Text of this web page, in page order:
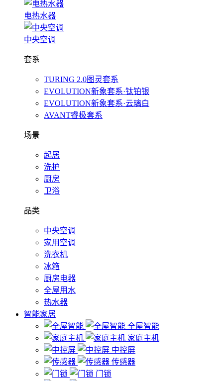
电热水器
中央空调
套系
TURING 2.0图灵套系
EVOLUTION新象套系·钛铂银
EVOLUTION新象套系·云璃白
AVANT睿极套系
场景
起居
洗护
厨房
卫浴
品类
中央空调
家用空调
洗衣机
冰箱
厨房电器
全屋用水
热水器
智能家居
全屋智能
家庭主机
中控屏
传感器
门锁